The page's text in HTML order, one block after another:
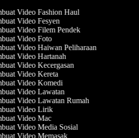
Video Fashion Haul
Video Fesyen
Video Filem Pendek
Video Foto
Video Haiwan Peliharaan
Video Hartanah
Video Kecergasan
Video Kereta
Video Komedi
Video Lawatan
Video Lawatan Rumah
Video Lirik
Video Mac
Video Media Sosial
Video Memasak